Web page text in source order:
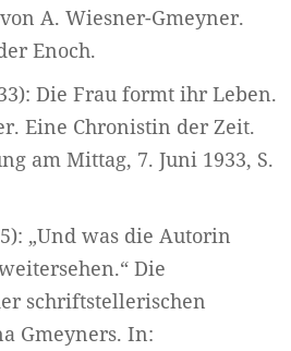
A. Wiesner-Gmeyner.
Enoch.
Die Frau formt ihr Leben.
Eine Chronistin der Zeit.
am Mittag, 7. Juni 1933, S.
„Und was die Autorin
Die
schriftstellerischen
Gmeyners. In: